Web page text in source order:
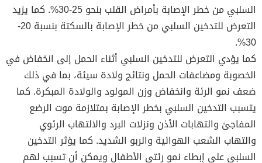
السلبي من خطر الإصابة بأمراض القلب بنحو 25-30%. كما يزيد
التعرض للتدخين السلبي من خطر الإصابة بالسكتة بنسبة 20-
30%.
كما يؤدي التعرض للتدخين السلبي أثناء الحمل إلى انخفاض في
الخصوبة ومضاعفات الحمل ونتائج ولادة سيئة، بما في ذلك
ضعف نمو الرئة وانخفاض وزن المولود والولادة المبكرة. كما
يتسبب التدخين السلبي بخطر الإصابة بمتلازمة موت الرضع
المفاجئ والتهابات الأذن ونزلات البرد والالتهاب الرئوي
والتهاب الشعب الهوائية والربو الشديد. كما يؤثر التدخين
السلبي على إبطاء نمو رئتي الأطفال ويمكن أن تسبب لهم